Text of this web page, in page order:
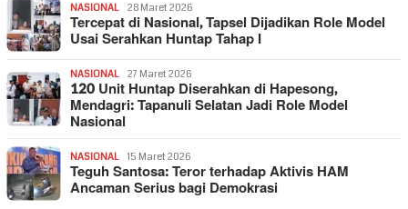
NASIONAL 28 Maret 2026
Tercepat di Nasional, Tapsel Dijadikan Role Model
Usai Serahkan Huntap Tahap I
NASIONAL 27 Maret 2026
120 Unit Huntap Diserahkan di Hapesong,
Mendagri: Tapanuli Selatan Jadi Role Model
Nasional
NASIONAL 15 Maret 2026
Teguh Santosa: Teror terhadap Aktivis HAM
Ancaman Serius bagi Demokrasi